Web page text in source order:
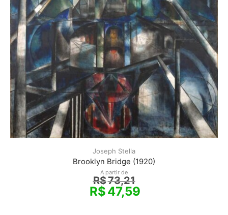
Joseph Stella
Brooklyn Bridge (1920)
A partir de
R$73,21
R$47,59